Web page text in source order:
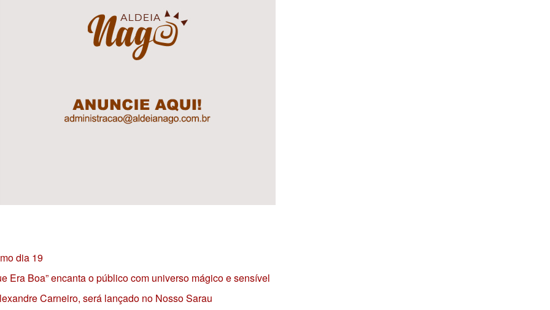
dia 19
Era Boa” encanta o público com universo mágico e sensível
Carneiro, será lançado no Nosso Sarau